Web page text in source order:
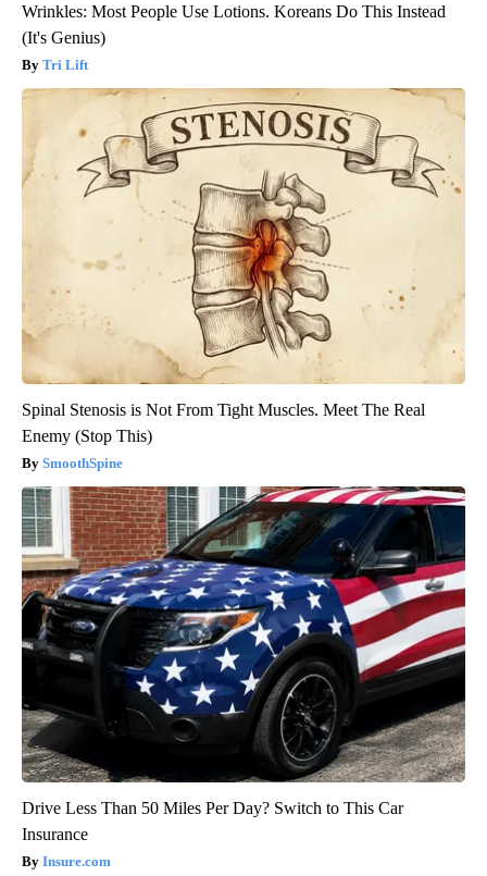
Wrinkles: Most People Use Lotions. Koreans Do This Instead
(It's Genius)
Tri Lift
Spinal Stenosis is Not From Tight Muscles. Meet The Real
Enemy (Stop This)
SmoothSpine
Drive Less Than 50 Miles Per Day? Switch to This Car
Insurance
Insure.com